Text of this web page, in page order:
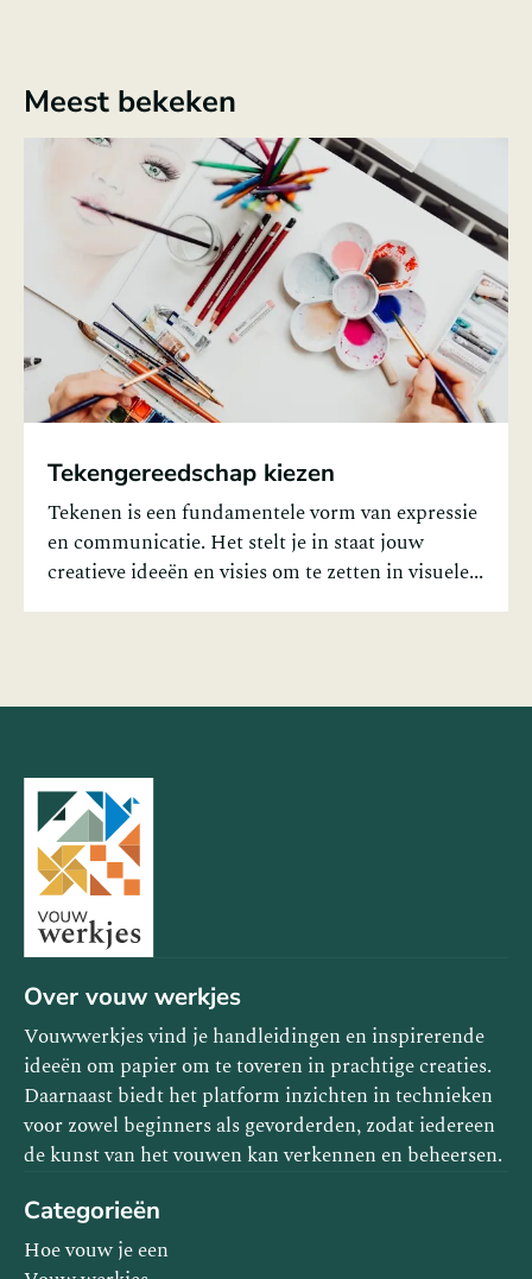
Meest bekeken
Tekengereedschap kiezen
Tekenen is een fundamentele vorm van expressie
en communicatie. Het stelt je in staat jouw
creatieve ideeën en visies om te zetten in visuele...
Over vouw werkjes
Vouwwerkjes vind je handleidingen en inspirerende
ideeën om papier om te toveren in prachtige creaties.
Daarnaast biedt het platform inzichten in technieken
voor zowel beginners als gevorderden, zodat iedereen
de kunst van het vouwen kan verkennen en beheersen.
Categorieën
Hoe vouw je een